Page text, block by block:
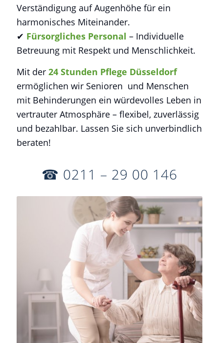
Verständigung auf Augenhöhe für ein
harmonisches Miteinander.
✔ Fürsorgliches Personal – Individuelle
Betreuung mit Respekt und Menschlichkeit.
Mit der 24 Stunden Pflege Düsseldorf
ermöglichen wir Senioren und Menschen
mit Behinderungen ein würdevolles Leben in
vertrauter Atmosphäre – flexibel, zuverlässig
und bezahlbar. Lassen Sie sich unverbindlich
beraten!
☎ 0211 – 29 00 146